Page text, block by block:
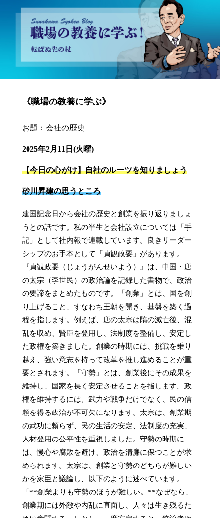
砂川昇建会長ブログ 職場の教養に学ぶ！～転ばぬ先の杖～
《職場の教養に学ぶ》
お題：会社の歴史
2025年2月11日(火曜)
【今日の心がけ】自社のルーツを知りましょう
砂川昇建の思うところ
建国記念日から会社の歴史と創業を振り返りましょ
うとの話です。私の半生と会社設立については「手
記」として社内報で連載しています。良きリーダー
シップのお手本として「貞観政要」があります。
『貞観政要（じょうがんせいよう）』は、中国・唐
の太宗（李世民）の政治論を記録した書物で、政治
の要諦をまとめたものです。「創業」とは、国を創
り上げること、すなわち王朝を開き、基盤を築く過
程を指します。例えば、唐の太宗は隋の滅亡後、混
乱を収め、賢臣を登用し、法制度を整備し、安定し
た政権を築きました。創業の時期には、挑戦を乗り
越え、強い意志を持って改革を推し進めることが重
要とされます。「守勢」とは、創業後にその成果を
維持し、国家を長く安定させることを指します。政
権を維持するには、武力や戦争だけでなく、民の信
頼を得る政治が不可欠になります。太宗は、創業期
の武功に頼らず、民の生活の安定、法制度の充実、
人材登用の公平性を重視しました。守勢の時期に
は、慢心や腐敗を避け、政治を清廉に保つことが求
められます。太宗は、創業と守勢のどちらが難しい
かを家臣と議論し、以下のように述べています。
「**創業よりも守勢のほうが難しい。**なぜなら、
創業期には外敵や内乱に直面し、人々は生き残るた